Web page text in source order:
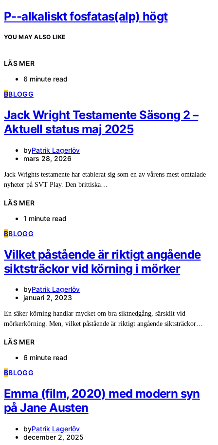
P--alkaliskt fosfatas(alp) högt
YOU MAY ALSO LIKE
LÄS MER
6 minute read
BBLOGG
Jack Wright Testamente Säsong 2 –
Aktuell status maj 2025
byPatrik Lagerlöv
mars 28, 2026
Jack Wrights testamente har etablerat sig som en av vårens mest omtalade
nyheter på SVT Play. Den brittiska…
LÄS MER
1 minute read
BBLOGG
Vilket påstående är riktigt angående
siktsträckor vid körning i mörker
byPatrik Lagerlöv
januari 2, 2023
En säker körning handlar mycket om bra siktnedgång, särskilt vid
mörkerkörning. Men, vilket påstående är riktigt angående siktsträckor…
LÄS MER
6 minute read
BBLOGG
Emma (film, 2020) med modern syn
på Jane Austen
byPatrik Lagerlöv
december 2, 2025